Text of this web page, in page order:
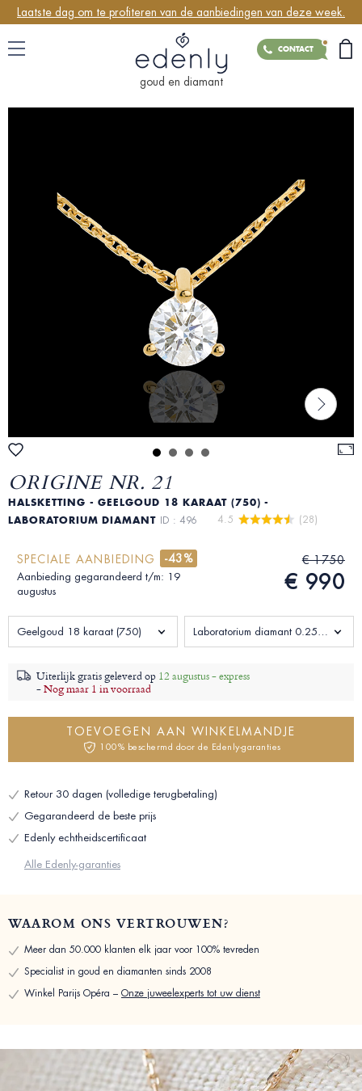
Laatste dag om te profiteren van de aanbiedingen van deze week.
CONTACT
goud en diamant
ORIGINE NR. 21
HALSKETTING - GEELGOUD 18 KARAAT (750) -
LABORATORIUM DIAMANT ID : 496 4.5 (28)
SPECIALE AANBIEDING -43%
Aanbieding gegarandeerd t/m: 19
augustus
€ 1750
€ 990
Geelgoud 18 karaat (750) Laboratorium diamant 0.255 Karaat
Uiterlijk gratis geleverd op 12 augustus - express
-Nog maar 1 in voorraad
TOEVOEGEN AAN WINKELMANDJE
100% beschermd door de Edenly-garanties
Retour 30 dagen (volledige terugbetaling)
Gegarandeerd de beste prijs
Edenly echtheidscertificaat
Alle Edenly-garanties
WAAROM ONS VERTROUWEN?
Meer dan 50.000 klanten elk jaar voor 100% tevreden
Specialist in goud en diamanten sinds 2008
Winkel Parijs Opéra – Onze juweelexperts tot uw dienst